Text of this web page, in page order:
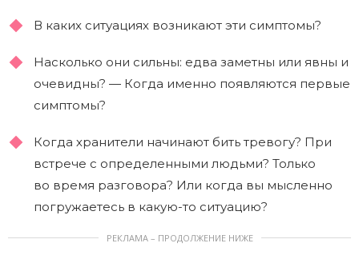
В каких ситуациях возникают эти симптомы?
Насколько они сильны: едва заметны или явны и
очевидны? — Когда именно появляются первые
симптомы?
Когда хранители начинают бить тревогу? При
встрече с определенными людьми? Только
во время разговора? Или когда вы мысленно
погружаетесь в какую-то ситуацию?
РЕКЛАМА – ПРОДОЛЖЕНИЕ НИЖЕ